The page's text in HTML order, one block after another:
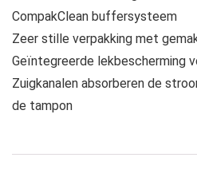
CompakClean buffersysteem
Zeer stille verpakking met
Geïntegreerde lekbescherming
Zuigkanalen absorberen de
de tampon